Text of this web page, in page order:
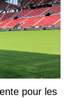
pour les